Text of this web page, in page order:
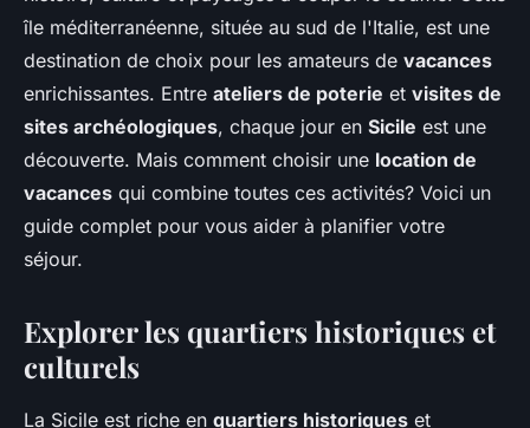
ateliers de poterie et des
visites de sites
archéologiques?
île méditerranéenne, située au sud de l'Italie, est une
destination de choix pour les amateurs de vacances
enrichissantes. Entre ateliers de poterie et visites de
sites archéologiques, chaque jour en Sicile est une
découverte. Mais comment choisir une location de
vacances qui combine toutes ces activités? Voici un
guide complet pour vous aider à planifier votre
séjour.
Explorer les quartiers historiques et
culturels
La Sicile est riche en quartiers historiques et